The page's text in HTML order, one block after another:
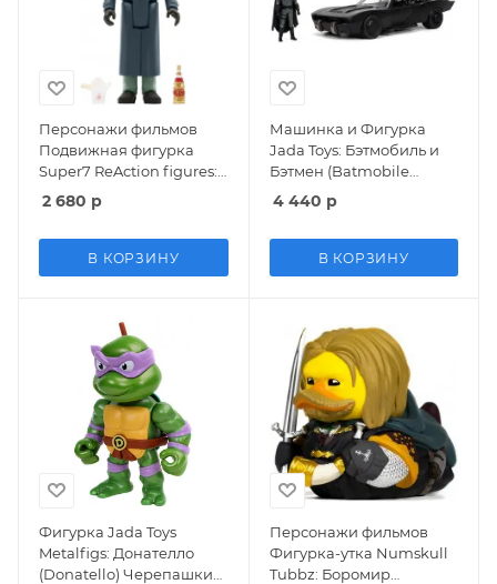
Персонажи фильмов
Подвижная фигурка
Super7 ReAction figures:
Вампир Дэвид (David)
Пропащие ребята (Lost
2 680 р
В КОРЗИНУ
Машинка и Фигурка
Jada Toys: Бэтмобиль и
Бэтмен (Batmobile
W/Batman) 2021 Бэтмен
(2021 Batman) (32731) 4 см
4 440 р
В КОРЗИНУ
Фигурка Jada Toys
Metalfigs: Донателло
(Donatello) Черепашки
Персонажи фильмов
Фигурка-утка Numskull
Tubbz: Боромир